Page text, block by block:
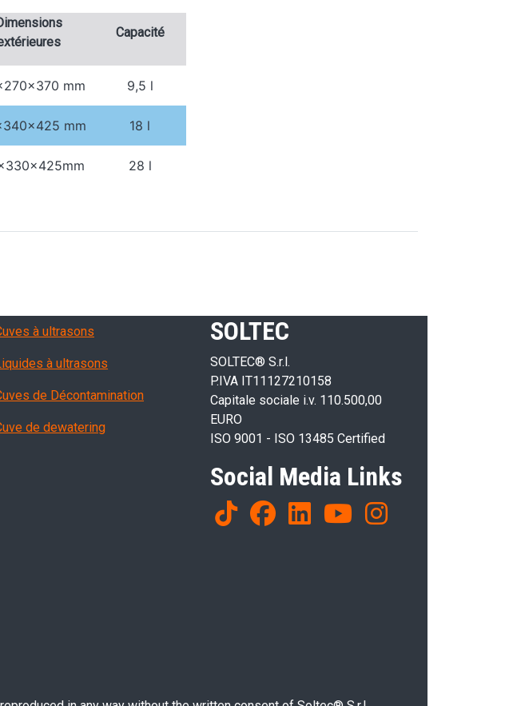
Capacité
mm
9,5 l
mm
18 l
28 l
SOLTEC
SOLTEC® S.r.l.
P.IVA IT11127210158
Capitale sociale i.v. 110.500,00
EURO
ISO 9001 - ISO 13485 Certified
Social Media Links
à ultrasons
à ultrasons
de Décontamination
de dewatering